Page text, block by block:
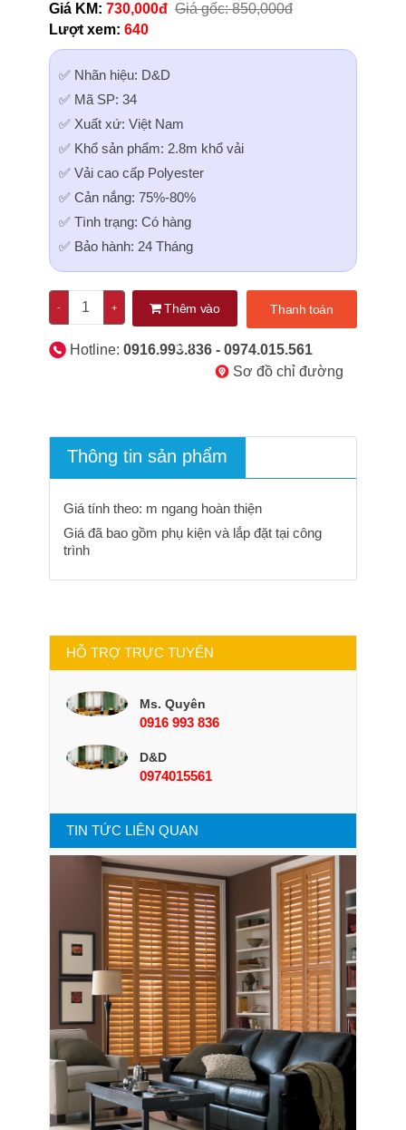
HỖ TRỢ TRỰC TUYẾN
Ms. Quyên
0916 993 836
D&D
0974015561
TIN TỨC LIÊN QUAN
Giá KM: 730,000đ Giá gốc: 850,000đ
Lượt xem: 640
✅ Nhãn hiệu: D&D
✅ Mã SP: 34
✅ Xuất xứ: Việt Nam
✅ Khổ sản phẩm: 2.8m khổ vải
✅ Vải cao cấp Polyester
✅ Cản nắng: 75%-80%
✅ Tình trạng: Có hàng
✅ Bảo hành: 24 Tháng
- + Thêm vào
giỏ
Thanh toán
Hotline: 0916.993.836 - 0974.015.561
Sơ đồ chỉ đường
Thông tin sản phẩm
Giá tính theo: m ngang hoàn thiện
Giá đã bao gồm phụ kiện và lắp đặt tại công
trình